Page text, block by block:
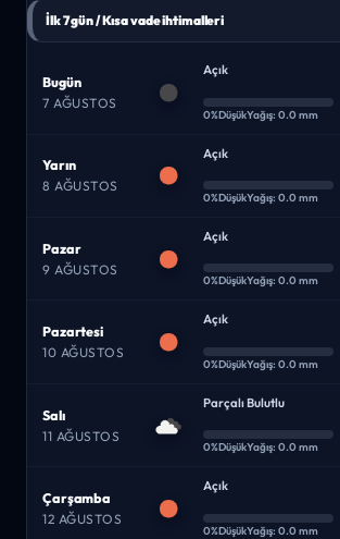
İlk 7 gün / Kısa vade ihtimalleri
Bugün
7 AĞUSTOS
Açık
0%DüşükYağış: 0.0 mm
Yarın
8 AĞUSTOS
Açık
0%DüşükYağış: 0.0 mm
Pazar
9 AĞUSTOS
Açık
0%DüşükYağış: 0.0 mm
Pazartesi
10 AĞUSTOS
Açık
0%DüşükYağış: 0.0 mm
Salı
11 AĞUSTOS
Parçalı Bulutlu
0%DüşükYağış: 0.0 mm
Çarşamba
12 AĞUSTOS
Açık
0%DüşükYağış: 0.0 mm